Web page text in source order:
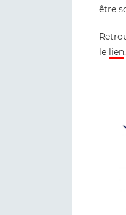
être
le lien.